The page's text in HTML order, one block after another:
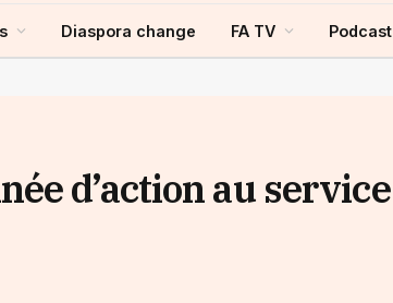
Diaspora change FA TV Podcast
d’action au service